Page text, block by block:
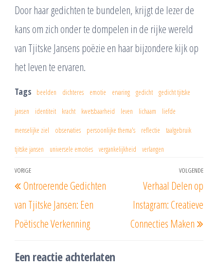
Door haar gedichten te bundelen, krijgt de lezer de
kans om zich onder te dompelen in de rijke wereld
van Tjitske Jansens poëzie en haar bijzondere kijk op
het leven te ervaren.
Tags beelden dichteres emotie ervaring gedicht gedicht tjitske
jansen identiteit kracht kwetsbaarheid leven lichaam liefde
menselijke ziel observaties persoonlijke thema's reflectie taalgebruik
tjitske jansen universele emoties vergankelijkheid verlangen
Berichtnavigatie
Vorig
bericht
VORIGE
Ontroerende Gedichten
van Tjitske Jansen: Een
Poëtische Verkenning
VOLGENDE
Verhaal Delen op
Instagram: Creatieve
Connecties Maken
Een reactie achterlaten